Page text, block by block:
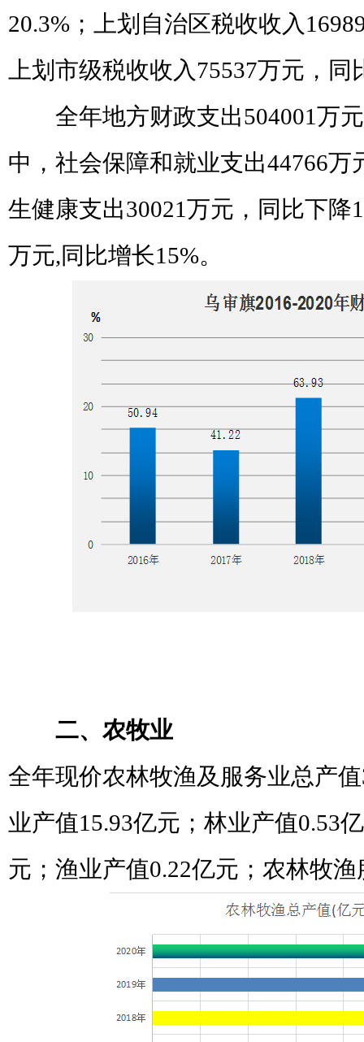
20.3% ；上划自治区税收收入
上划市级税收收入75537万元，同
全年地方财政支出504001万
中，社会保障和就业支出44766万
生健康支出30021万元，同比下降
万元,同比增长15%。
二、农牧业
全年现价农林牧渔及服务业总产值
业产值15.93亿元；林业产值0.53
元；渔业产值0.22亿元；农林牧